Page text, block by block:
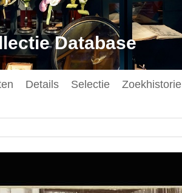
Database
Details Selectie Zoekhistorie